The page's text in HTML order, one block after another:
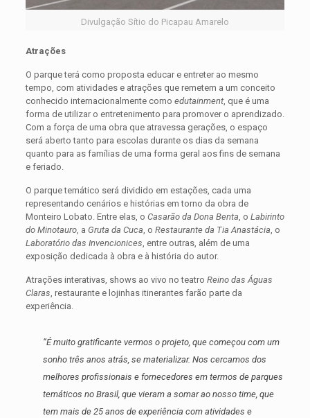
Divulgação Sítio do Picapau Amarelo
Atrações
O parque terá como proposta educar e entreter ao mesmo
tempo, com atividades e atrações que remetem a um conceito
conhecido internacionalmente como edutainment, que é uma
forma de utilizar o entretenimento para promover o aprendizado.
Com a força de uma obra que atravessa gerações, o espaço
será aberto tanto para escolas durante os dias da semana
quanto para as famílias de uma forma geral aos fins de semana
e feriado.
O parque temático será dividido em estações, cada uma
representando cenários e histórias em torno da obra de
Monteiro Lobato. Entre elas, o Casarão da Dona Benta, o Labirinto
do Minotauro, a Gruta da Cuca, o Restaurante da Tia Anastácia, o
Laboratório das Invencionices, entre outras, além de uma
exposição dedicada à obra e à história do autor.
Atrações interativas, shows ao vivo no teatro Reino das Águas
Claras, restaurante e lojinhas itinerantes farão parte da
experiência.
“É muito gratificante vermos o projeto, que começou com um
sonho três anos atrás, se materializar. Nos cercamos dos
melhores profissionais e fornecedores em termos de parques
temáticos no Brasil, que vieram a somar ao nosso time, que
tem mais de 25 anos de experiência com atividades e